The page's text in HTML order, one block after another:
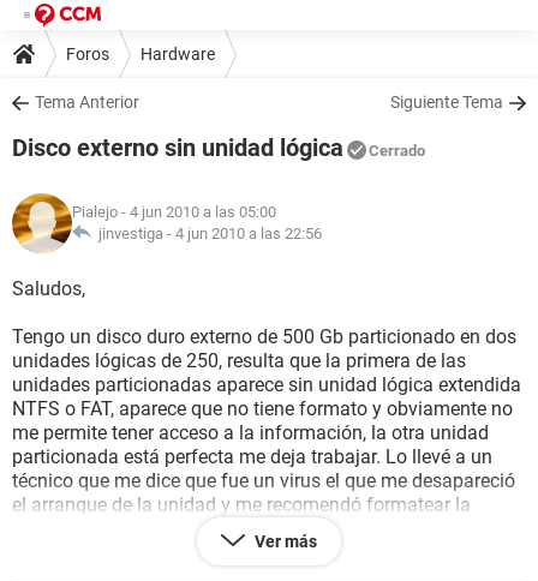
Foros Hardware
Tema Anterior Siguiente Tema
Disco externo sin unidad lógica Cerrado
Pialejo - 4 jun 2010 a las 05:00
jinvestiga - 4 jun 2010 a las 22:56
Saludos,
Tengo un disco duro externo de 500 Gb particionado en dos
unidades lógicas de 250, resulta que la primera de las
unidades particionadas aparece sin unidad lógica extendida
NTFS o FAT, aparece que no tiene formato y obviamente no
me permite tener acceso a la información, la otra unidad
particionada está perfecta me deja trabajar. Lo llevé a un
técnico que me dice que fue un virus el que me desapareció
el arranque de la unidad y me recomendó formatear la
unidad problema y luego con un programa de recover disk
recuperara la información, me llevó 3 días y 3 noches
Ver más